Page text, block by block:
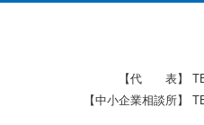
【代 表】
【中小企業相談所】